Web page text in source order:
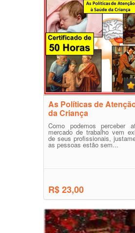
As Políticas de
da Criança
Como podemos perceber
mercado de trabalho vem
de seus profissionais,
as pessoas estão sem...
R$ 23,00